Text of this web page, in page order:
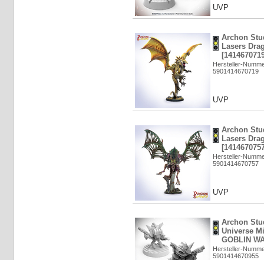
UVP
Archon
Lasers
Hersteller-
5901414670719
UVP
Archon
Lasers
Hersteller-
5901414670757
UVP
Archon
Universe
GOBLIN
Hersteller-
5901414670955